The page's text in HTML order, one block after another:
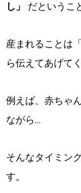
し」
だというこ
産まれることは
ら伝えてあげて
例えば、赤ちゃ
ながら…
そんなタイミン
す。